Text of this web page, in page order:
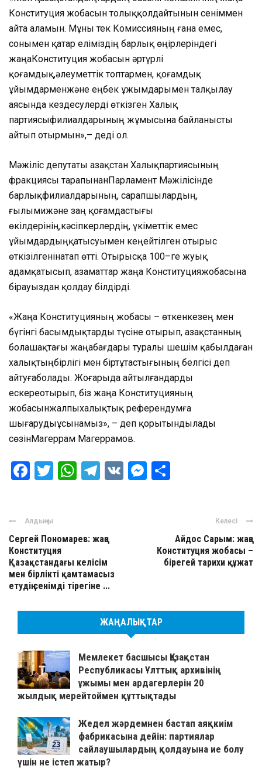
Конституция жобасын толыққолдайтынын сеніммен
айта аламын. Мұны тек Комиссияның ғана емес,
сонымен қатар еліміздің барлық өңірлеріндегі
жаңаКонституция жобасын әртүрлі
қоғамдық,әлеуметтік топтармен, қоғамдық
ұйымдарменжәне еңбек ұжымдарымен талқылау
аясында кездесулерді өткізген Халық
партиясыфилиалдарының жұмысына байланысты
айтып отырмын»,– деді ол.
Мәжіліс депутаты Қазақстан Халықпартиясының
фракциясы тарапынанПарламент Мәжілісінде
барлықфилиалдарының, сарапшылардың,
ғылымижәне заң қоғамдастығы
өкілдерінің,кәсіпкерлердің, үкіметтік емес
ұйымдардыңқатысуымен кеңейтілген отырыс
өткізілгенінатап өтті. Отырысқа 100–ге жуық
адамқатысып, азаматтар жаңа Конституцияжобасына
бірауыздан қолдау білдірді.
«Жаңа Конституцияның жобасы – өткенкезең мен
бүгінгі басымдықтарды түсіне отырып, Қазақстанның
болашақтағы жаңабағдары туралы шешім қабылдаған
халықтыңбірлігі мен біртұтастығының белгісі деп
айтуғаболады. Жоғарыда айтылғандарды
ескереотырып, біз жаңа Конституцияның
жобасынжалпыхалықтық референдумға
шығарудыұсынамыз», – деп қорытындылады
сөзінМагеррам Магеррамов.
Facebook
Twitter
WhatsApp
Telegram
VK Messenger
Алдыңғы
Сергей Пономарев: жаңа
Конституция
Қазақстандағы келісім
мен бірлікті қамтамасыз
етудің сенімді тірегіне ...
Келесі
Айдос Сарым: жаңа
Конституция жобасы –
бірегей тарихи құжат
ЖАҢАЛЫҚТАР
Мемлекет басшысы Қазақстан
Республикасы Ұлттық архивінің
ұжымы мен ардагерлерін 20
жылдық мерейтоймен құттықтады
Жедел жәрдемнен бастап аяқкиім
фабрикасына дейін: партиялар
сайлаушылардың қолдауына ие болу
үшін не істеп жатыр?